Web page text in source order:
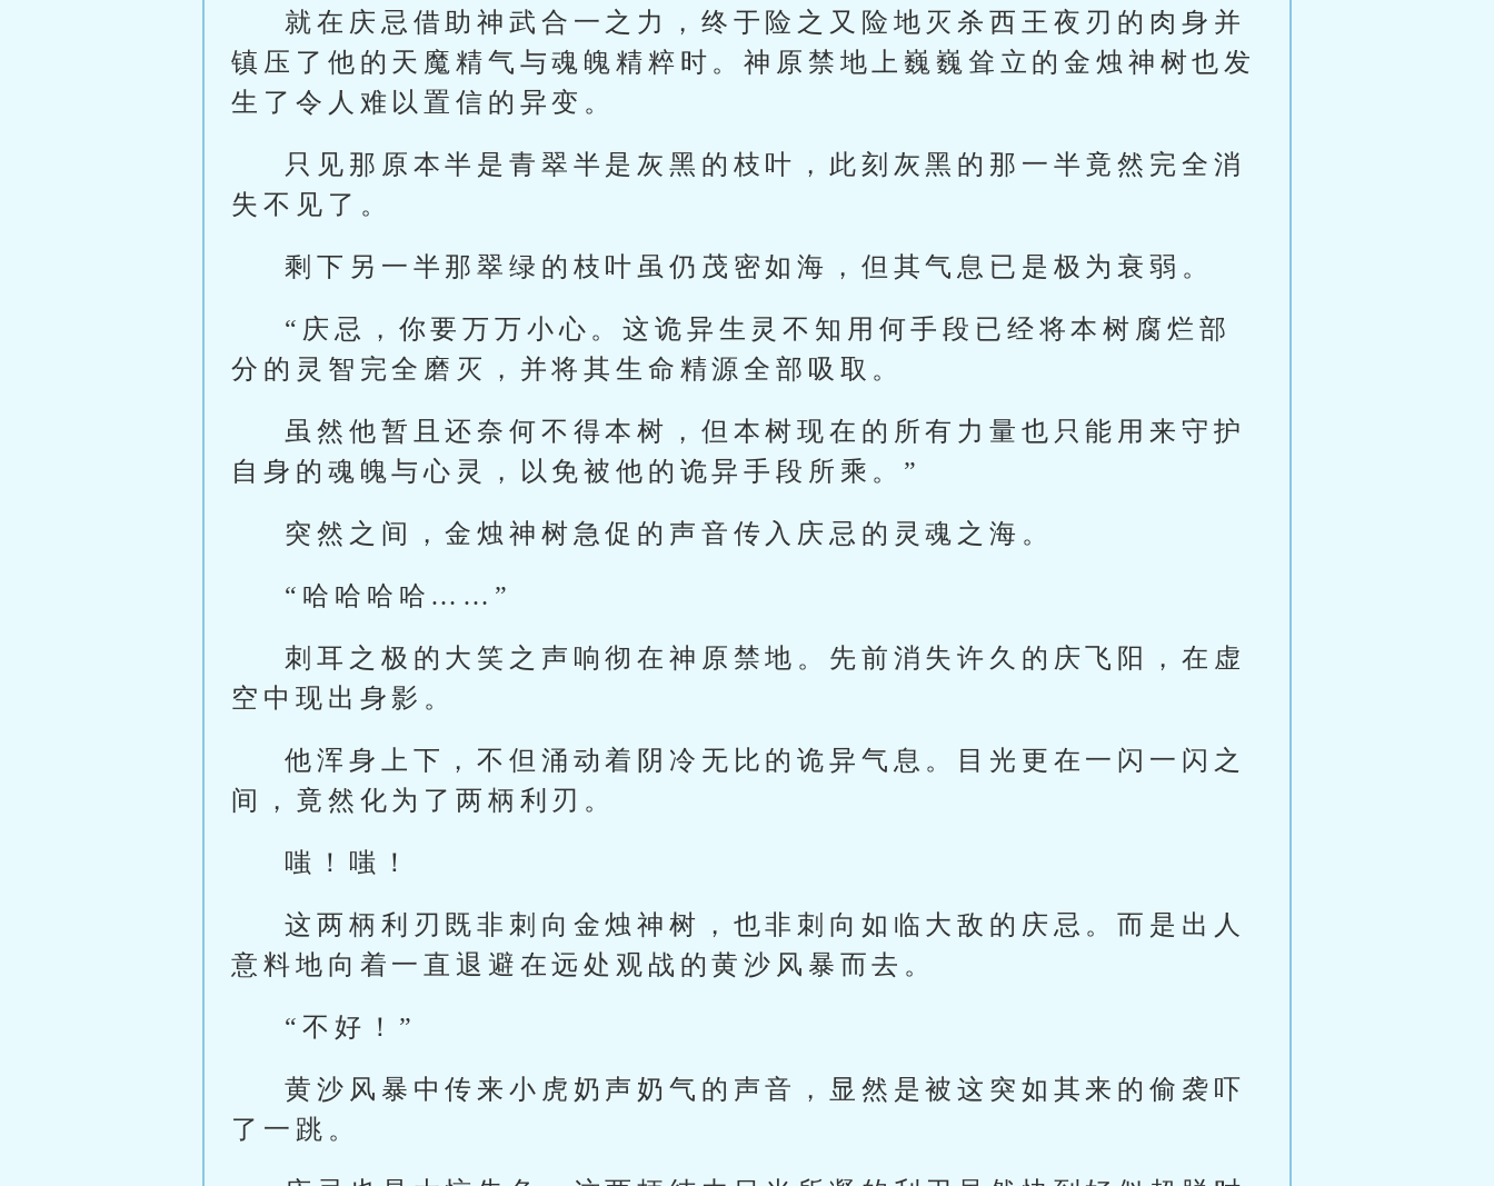
就在庆忌借助神武合一之力，终于险之又险地灭杀西王夜刃的肉身并
镇压了他的天魔精气与魂魄精粹时。神原禁地上巍巍耸立的金烛神树也发
生了令人难以置信的异变。
只见那原本半是青翠半是灰黑的枝叶，此刻灰黑的那一半竟然完全消
失不见了。
剩下另一半那翠绿的枝叶虽仍茂密如海，但其气息已是极为衰弱。
“庆忌，你要万万小心。这诡异生灵不知用何手段已经将本树腐烂部
分的灵智完全磨灭，并将其生命精源全部吸取。
虽然他暂且还奈何不得本树，但本树现在的所有力量也只能用来守护
自身的魂魄与心灵，以免被他的诡异手段所乘。”
突然之间，金烛神树急促的声音传入庆忌的灵魂之海。
“哈哈哈哈……”
刺耳之极的大笑之声响彻在神原禁地。先前消失许久的庆飞阳，在虚
空中现出身影。
他浑身上下，不但涌动着阴冷无比的诡异气息。目光更在一闪一闪之
间，竟然化为了两柄利刃。
嗤！嗤！
这两柄利刃既非刺向金烛神树，也非刺向如临大敌的庆忌。而是出人
意料地向着一直退避在远处观战的黄沙风暴而去。
“不好！”
黄沙风暴中传来小虎奶声奶气的声音，显然是被这突如其来的偷袭吓
了一跳。